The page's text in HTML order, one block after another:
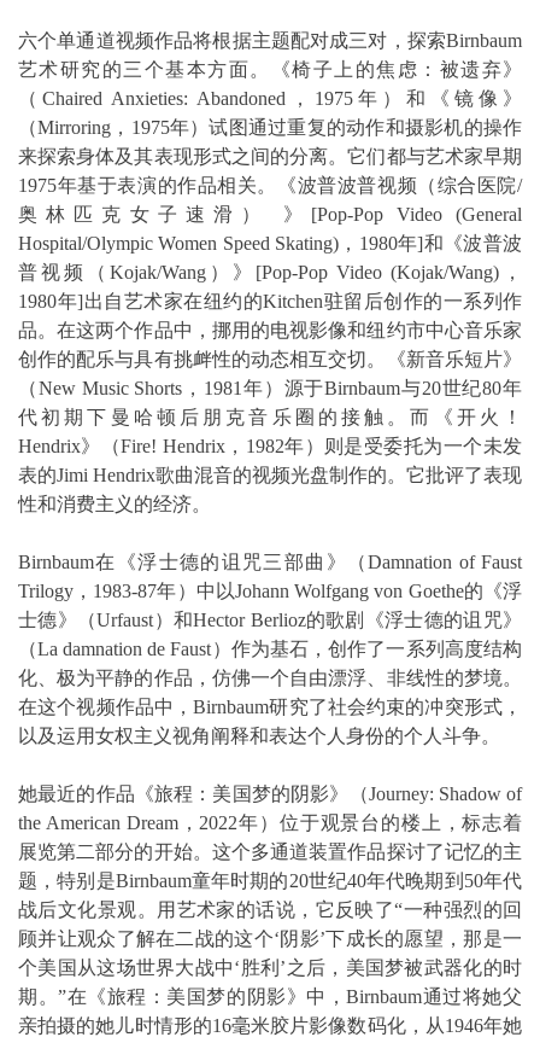
六个单通道视频作品将根据主题配对成三对，探索Birnbaum
艺术研究的三个基本方面。《椅子上的焦虑：被遗弃》
（Chaired Anxieties: Abandoned，1975年）和《镜像》
（Mirroring，1975年）试图通过重复的动作和摄影机的操作
来探索身体及其表现形式之间的分离。它们都与艺术家早期
1975年基于表演的作品相关。《波普波普视频（综合医院/
奥林匹克女子速滑） 》[Pop-Pop Video (General
Hospital/Olympic Women Speed Skating)，1980年]和《波普波
普视频（Kojak/Wang）》[Pop-Pop Video (Kojak/Wang)，
1980年]出自艺术家在纽约的Kitchen驻留后创作的一系列作
品。在这两个作品中，挪用的电视影像和纽约市中心音乐家
创作的配乐与具有挑衅性的动态相互交切。《新音乐短片》
（New Music Shorts，1981年）源于Birnbaum与20世纪80年
代初期下曼哈顿后朋克音乐圈的接触。而《开火！
Hendrix》（Fire! Hendrix，1982年）则是受委托为一个未发
表的Jimi Hendrix歌曲混音的视频光盘制作的。它批评了表现
性和消费主义的经济。
Birnbaum在《浮士德的诅咒三部曲》（Damnation of Faust
Trilogy，1983-87年）中以Johann Wolfgang von Goethe的《浮
士德》（Urfaust）和Hector Berlioz的歌剧《浮士德的诅咒》
（La damnation de Faust）作为基石，创作了一系列高度结构
化、极为平静的作品，仿佛一个自由漂浮、非线性的梦境。
在这个视频作品中，Birnbaum研究了社会约束的冲突形式，
以及运用女权主义视角阐释和表达个人身份的个人斗争。
她最近的作品《旅程：美国梦的阴影》（Journey: Shadow of
the American Dream，2022年）位于观景台的楼上，标志着
展览第二部分的开始。这个多通道装置作品探讨了记忆的主
题，特别是Birnbaum童年时期的20世纪40年代晚期到50年代
战后文化景观。用艺术家的话说，它反映了“一种强烈的回
顾并让观众了解在二战的这个‘阴影’下成长的愿望，那是一
个美国从这场世界大战中‘胜利’之后，美国梦被武器化的时
期。”在《旅程：美国梦的阴影》中，Birnbaum通过将她父
亲拍摄的她儿时情形的16毫米胶片影像数码化，从1946年她